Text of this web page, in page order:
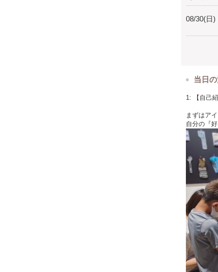
08/30(日)
当日
1: 【自己
まずはア
自分の『